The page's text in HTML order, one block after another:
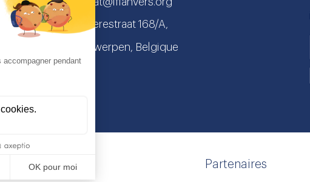
Lamorinierestraat 168/A,
2018 Antwerpen, Belgique
Partenaires